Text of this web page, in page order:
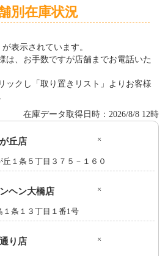
別在庫状況
表示されています。
は、お手数ですが店舗までお電話いた
ックし「取り置きリスト」よりお客様
在庫データ取得日時：2026/8/8 12時
丘店 ×
１条５丁目３７５－１６０
ヘン大橋店 ×
条１３丁目１番1号
り店 ×